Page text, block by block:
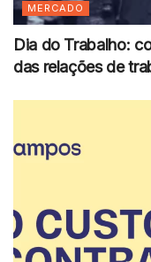
MERCADO
Dia do Trabalho:
das relações de